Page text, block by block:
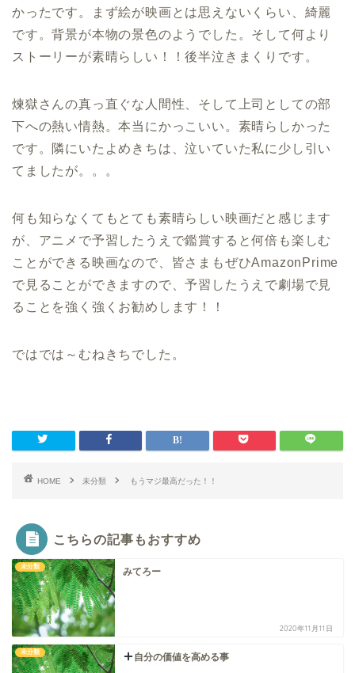
かったです。まず絵が映画とは思えないくらい、綺麗
です。背景が本物の景色のようでした。そして何より
ストーリーが素晴らしい！！後半泣きまくりです。
煉獄さんの真っ直ぐな人間性、そして上司としての部
下への熱い情熱。本当にかっこいい。素晴らしかった
です。隣にいたよめきちは、泣いていた私に少し引い
てましたが。。。
何も知らなくてもとても素晴らしい映画だと感じます
が、アニメで予習したうえで鑑賞すると何倍も楽しむ
ことができる映画なので、皆さまもぜひAmazonPrime
で見ることができますので、予習したうえで劇場で見
ることを強く強くお勧めします！！
ではでは～むねきちでした。
HOME 未分類 もうマジ最高だった！！
こちらの記事もおすすめ
未分類 みてろー
2020年11月11日
未分類 自分の価値を高める事